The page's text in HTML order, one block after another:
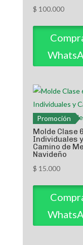
$ 100.000
Promoción
Molde Clase 6
Individuales y
Camino de
Navideño
$ 15.000